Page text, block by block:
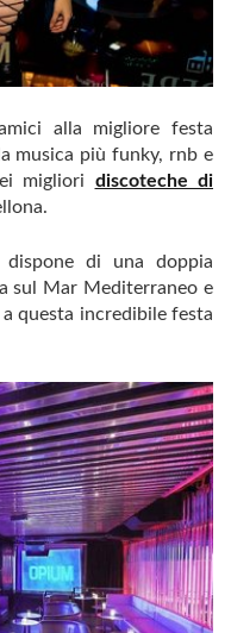
alla migliore festa
musica più funky, rnb e
migliori discoteche di
di una doppia
sul Mar Mediterraneo e
questa incredibile festa